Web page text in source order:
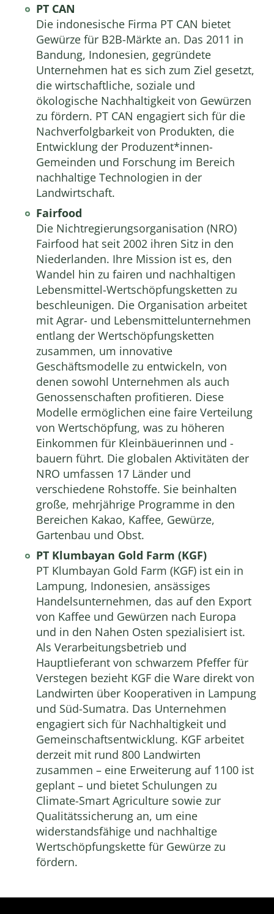
PT CAN
Die indonesische Firma PT CAN bietet
Gewürze für B2B-Märkte an. Das 2011 in
Bandung, Indonesien, gegründete
Unternehmen hat es sich zum Ziel gesetzt,
die wirtschaftliche, soziale und
ökologische Nachhaltigkeit von Gewürzen
zu fördern. PT CAN engagiert sich für die
Nachverfolgbarkeit von Produkten, die
Entwicklung der Produzent*innen-
Gemeinden und Forschung im Bereich
nachhaltige Technologien in der
Landwirtschaft.
Fairfood
Die Nichtregierungsorganisation (NRO)
Fairfood hat seit 2002 ihren Sitz in den
Niederlanden. Ihre Mission ist es, den
Wandel hin zu fairen und nachhaltigen
Lebensmittel-Wertschöpfungsketten zu
beschleunigen. Die Organisation arbeitet
mit Agrar- und Lebensmittelunternehmen
entlang der Wertschöpfungsketten
zusammen, um innovative
Geschäftsmodelle zu entwickeln, von
denen sowohl Unternehmen als auch
Genossenschaften profitieren. Diese
Modelle ermöglichen eine faire Verteilung
von Wertschöpfung, was zu höheren
Einkommen für Kleinbäuerinnen und -
bauern führt. Die globalen Aktivitäten der
NRO umfassen 17 Länder und
verschiedene Rohstoffe. Sie beinhalten
große, mehrjährige Programme in den
Bereichen Kakao, Kaffee, Gewürze,
Gartenbau und Obst.
PT Klumbayan Gold Farm (KGF)
PT Klumbayan Gold Farm (KGF) ist ein in
Lampung, Indonesien, ansässiges
Handelsunternehmen, das auf den Export
von Kaffee und Gewürzen nach Europa
und in den Nahen Osten spezialisiert ist.
Als Verarbeitungsbetrieb und
Hauptlieferant von schwarzem Pfeffer für
Verstegen bezieht KGF die Ware direkt von
Landwirten über Kooperativen in Lampung
und Süd-Sumatra. Das Unternehmen
engagiert sich für Nachhaltigkeit und
Gemeinschaftsentwicklung. KGF arbeitet
derzeit mit rund 800 Landwirten
zusammen – eine Erweiterung auf 1100 ist
geplant – und bietet Schulungen zu
Climate-Smart Agriculture sowie zur
Qualitätssicherung an, um eine
widerstandsfähige und nachhaltige
Wertschöpfungskette für Gewürze zu
fördern.